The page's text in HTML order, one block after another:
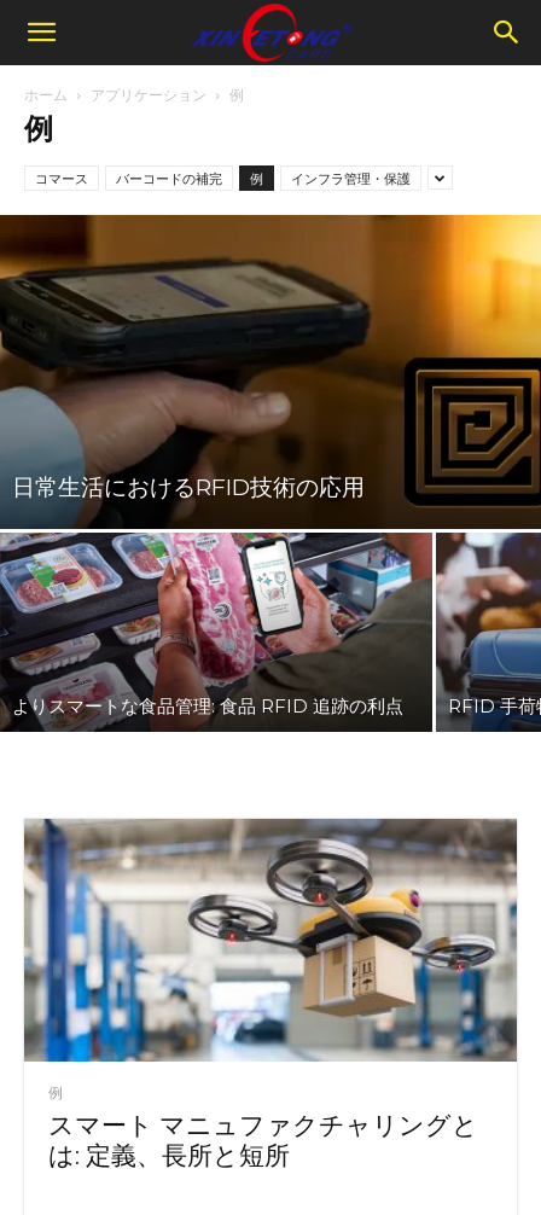
ホーム アプリケーション 例
例
コマース バーコードの補完 例 インフラ管理・保護
日常生活におけるRFID技術の応用
よりスマートな食品管理: 食品 RFID 追跡の利点 RFID 手荷
例
スマート マニュファクチャリングと
は: 定義、長所と短所